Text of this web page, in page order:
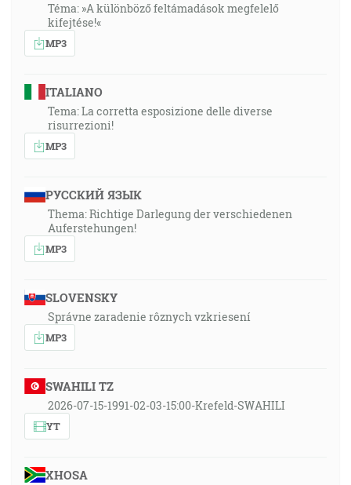
Téma: »A különböző feltámadások megfelelő
kifejtése!«
MP3
ITALIANO
Tema: La corretta esposizione delle diverse
risurrezioni!
MP3
РУССКИЙ ЯЗЫК
Thema: Richtige Darlegung der verschiedenen
Auferstehungen!
MP3
SLOVENSKY
Správne zaradenie rôznych vzkriesení
MP3
SWAHILI TZ
2026-07-15-1991-02-03-15:00-Krefeld-SWAHILI
YT
XHOSA